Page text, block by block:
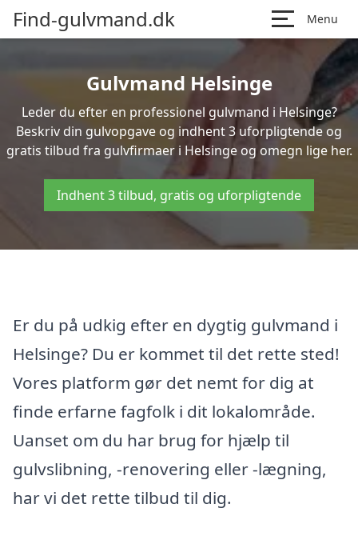
Find-gulvmand.dk Menu
Gulvmand Helsinge
Leder du efter en professionel gulvmand i Helsinge?
Beskriv din gulvopgave og indhent 3 uforpligtende og
gratis tilbud fra gulvfirmaer i Helsinge og omegn lige her.
Indhent 3 tilbud, gratis og uforpligtende
Er du på udkig efter en dygtig gulvmand i
Helsinge? Du er kommet til det rette sted!
Vores platform gør det nemt for dig at
finde erfarne fagfolk i dit lokalområde.
Uanset om du har brug for hjælp til
gulvslibning, -renovering eller -lægning,
har vi det rette tilbud til dig.